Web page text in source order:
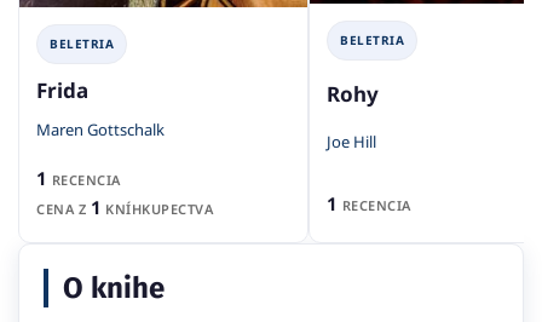
BELETRIA
Frida
Maren Gottschalk
1 RECENCIA
CENA Z 1 KNÍHKUPECTVA
BELETRIA
Rohy
Joe Hill
1 RECENCIA
O knihe